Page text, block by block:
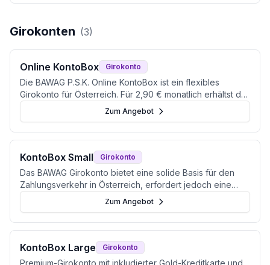
Girokonten (3)
Online KontoBox Girokonto
Die BAWAG P.S.K. Online KontoBox ist ein flexibles
Girokonto für Österreich. Für 2,90 € monatlich erhältst du
ein reines Online-Konto ohne Fremdwährungsgebühren.
Zum Angebot
KontoBox Small Girokonto
Das BAWAG Girokonto bietet eine solide Basis für den
Zahlungsverkehr in Österreich, erfordert jedoch eine
monatliche Gebühr von 6,08 Euro.
Zum Angebot
KontoBox Large Girokonto
Premium-Girokonto mit inkludierter Gold-Kreditkarte und